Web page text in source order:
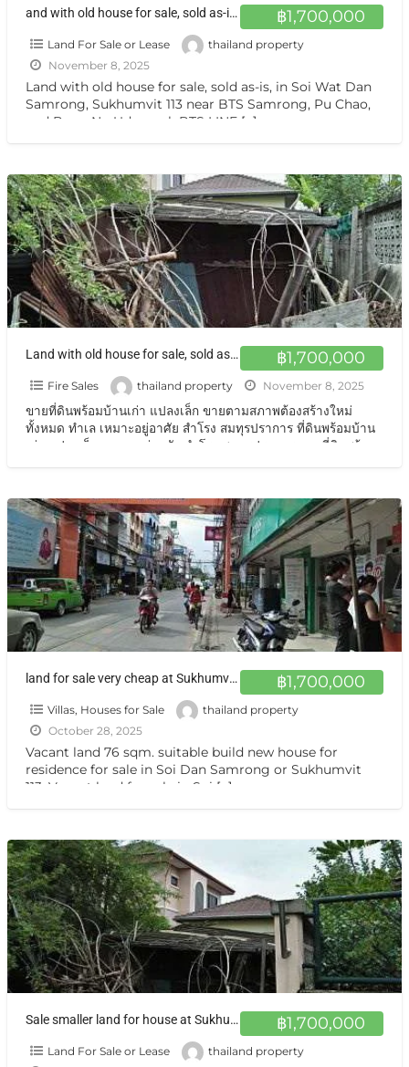
฿1,700,000
and with old house for sale, sold as-is, in Soi Wat Dan Samrong, Sukhumvit 113 ที่ดินพร้อมบ้านเก่า แปลงเล็ก เหมาะอยู่อาศัย สำโรง สมทุรปราการ
Land For Sale or Lease
thailand property
November 8, 2025
Land with old house for sale, sold as-is, in Soi Wat Dan
Samrong, Sukhumvit 113 near BTS Samrong, Pu Chao,
and Bang Na-Udomsuk BTS LINE […]
฿1,700,000
Land with old house for sale, sold as-is, in Soi Wat Dan Samrong, Sukhumvit 113 ขายที่ดินพร้อมบ้านเก่า แปลงเล็ก ขายตามสภาพ สมทุรปราการ
Fire Sales thailand property November 8, 2025
ขายที่ดินพร้อมบ้านเก่า แปลงเล็ก ขายตามสภาพต้องสร้างใหม่
ทั้งหมด ทำเล เหมาะอยู่อาศัย สำโรง สมทุรปราการ ที่ดินพร้อมบ้าน
เก่า แปลงเล็ก เหมาะอยู่อาศัย สำโรง สมทุรปราการ ขายที่ดินพร้อม
วา[…]
฿1,700,000
land for sale very cheap at Sukhumvit 113 ขายที่ดินแปลงเล็ก สำโรง
Villas, Houses for Sale
thailand property
October 28, 2025
Vacant land 76 sqm. suitable build new house for
residence for sale in Soi Dan Samrong or Sukhumvit
113, Vacant land for sale in Soi […]
฿1,700,000
Sale smaller land for house at Sukhumvit 113 ขายที่ดินแปลงเล็กๆ สำโรง
Land For Sale or Lease
thailand property